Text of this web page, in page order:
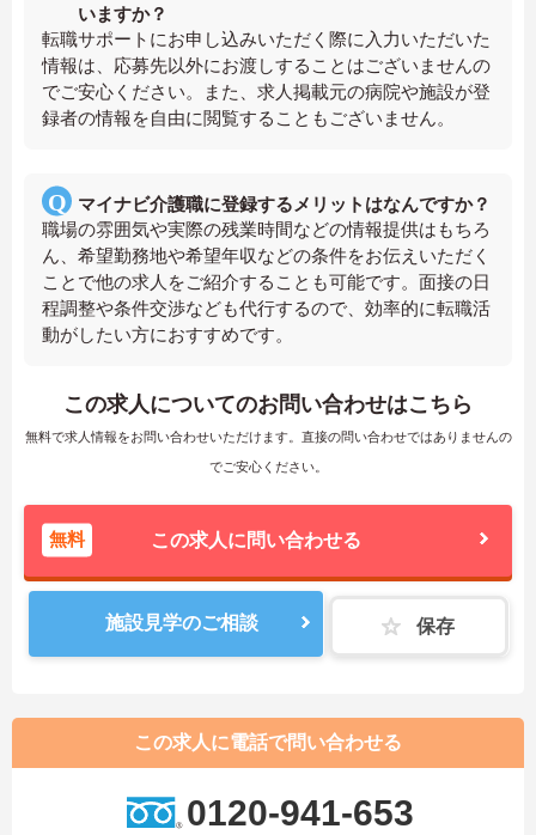
いますか？
転職サポートにお申し込みいただく際に入力いただいた
情報は、応募先以外にお渡しすることはございませんの
でご安心ください。また、求人掲載元の病院や施設が登
録者の情報を自由に閲覧することもございません。
マイナビ介護職に登録するメリットはなんですか？
職場の雰囲気や実際の残業時間などの情報提供はもちろ
ん、希望勤務地や希望年収などの条件をお伝えいただく
ことで他の求人をご紹介することも可能です。面接の日
程調整や条件交渉なども代行するので、効率的に転職活
動がしたい方におすすめです。
この求人についてのお問い合わせはこちら
無料で求人情報をお問い合わせいただけます。直接の問い合わせではありませんの
でご安心ください。
無料 この求人に問い合わせる
施設見学のご相談 保存
この求人に電話で問い合わせる
0120-941-653